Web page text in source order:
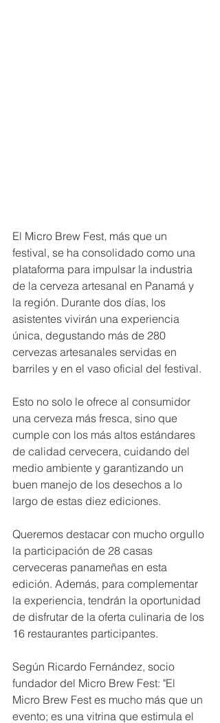
El Micro Brew Fest, más que un
festival, se ha consolidado como una
plataforma para impulsar la industria
de la cerveza artesanal en Panamá y
la región. Durante dos días, los
asistentes vivirán una experiencia
única, degustando más de 280
cervezas artesanales servidas en
barriles y en el vaso oficial del festival.
Esto no solo le ofrece al consumidor
una cerveza más fresca, sino que
cumple con los más altos estándares
de calidad cervecera, cuidando del
medio ambiente y garantizando un
buen manejo de los desechos a lo
largo de estas diez ediciones.
Queremos destacar con mucho orgullo
la participación de 28 casas
cerveceras panameñas en esta
edición. Además, para complementar
la experiencia, tendrán la oportunidad
de disfrutar de la oferta culinaria de los
16 restaurantes participantes.
Según Ricardo Fernández, socio
fundador del Micro Brew Fest: "El
Micro Brew Fest es mucho más que un
evento; es una vitrina que estimula el